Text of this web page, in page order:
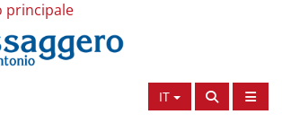
principale
IT